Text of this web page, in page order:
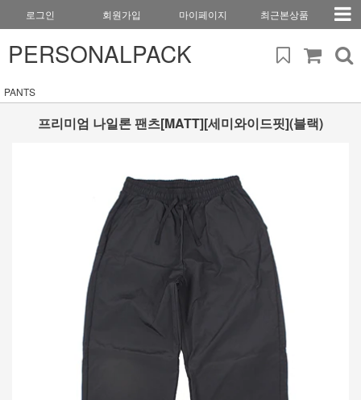
로그인 회원가입 마이페이지 최근본상품
PERSONALPACK
PANTS
프리미엄 나일론 팬츠[MATT][세미와이드핏](블랙)